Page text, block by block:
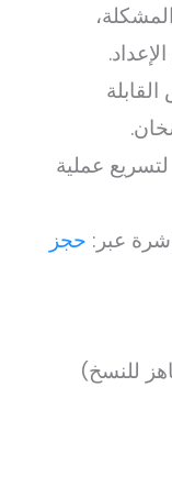
لتسريع عملية
عبر: حجز
للنسخ)